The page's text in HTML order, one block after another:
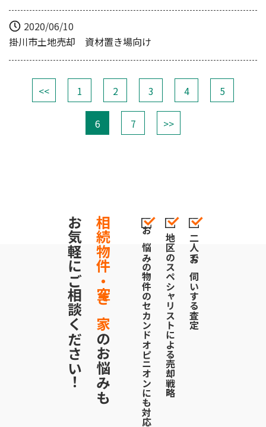
2020/06/10
掛川市土地売却 資材置き場向け
<< 1 2 3 4 5
6 7 >>
相続物件・空き家
のお悩みも
お気軽にご相談ください！ お悩みの物件のセカンドオピニオンにも対応地区のスペシャリストによる売却戦略二人でお伺いする査定